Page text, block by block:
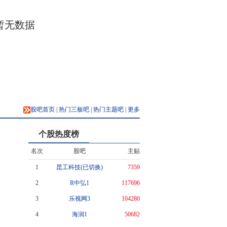
无数据
股吧首页 热门三板吧 热门主题吧 更多
个股热度榜
名次 股吧 主贴
1 昆工科技(已切换) 7359
2 R中弘1 117696
3 乐视网3 104280
4 海润1 50682